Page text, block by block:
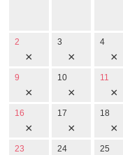
2
×
3
×
4
×
9
×
10
×
11
×
16
×
17
×
18
×
23 24 25